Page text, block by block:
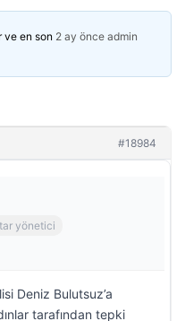
ve en son 2 ay önce admin
#18984
yönetici
Deniz Bulutsuz’a
tarafından tepki